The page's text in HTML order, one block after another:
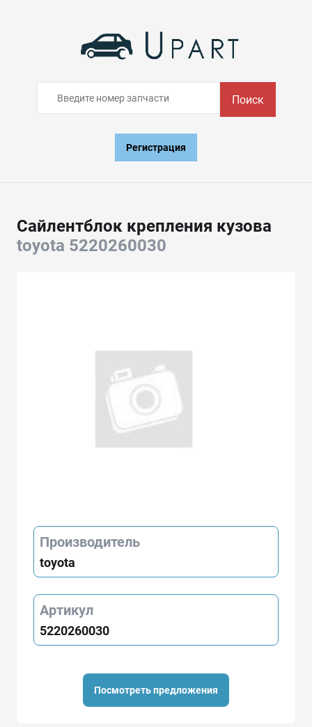
Поиск
Регистрация
Сайлентблок крепления кузова
toyota 5220260030
Производитель
toyota
Артикул
5220260030
Посмотреть предложения